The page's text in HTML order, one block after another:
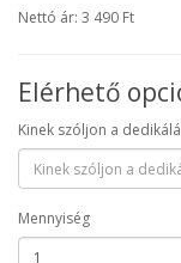
Nettó ár: 3 490 Ft
Elérhető
Kinek szóljon a
Mennyiség